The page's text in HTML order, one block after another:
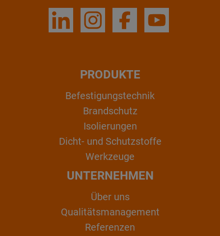
PRODUKTE
Befestigungstechnik
Brandschutz
Isolierungen
Dicht- und Schutzstoffe
Werkzeuge
UNTERNEHMEN
Über uns
Qualitätsmanagement
Referenzen